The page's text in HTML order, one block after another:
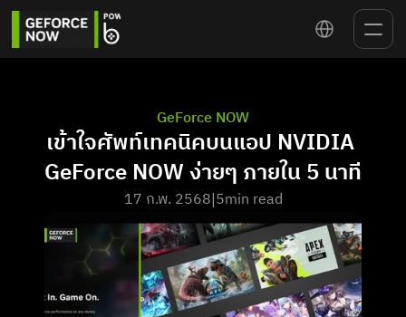
Select Language
GeForce NOW
เข้าใจศัพท์เทคนิคบนแอป NVIDIA
GeForce NOW ง่ายๆ ภายใน 5 นาที
17 ก.พ. 2568|5min read